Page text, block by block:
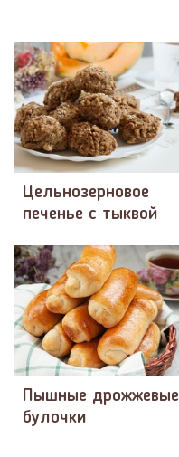
Цельнозерновое
печенье с тыквой
Пышные дрожжевые
булочки